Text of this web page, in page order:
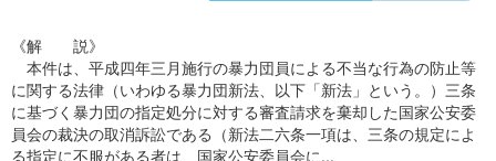
《解 説》
本件は、平成四年三月施行の暴力団員による不当な行為の防止等
に関する法律（いわゆる暴力団新法、以下「新法」という。）三条
に基づく暴力団の指定処分に対する審査請求を棄却した国家公安委
員会の裁決の取消訴訟である（新法二六条一項は、三条の規定によ
る指定に不服がある者は、国家公安委員会に...